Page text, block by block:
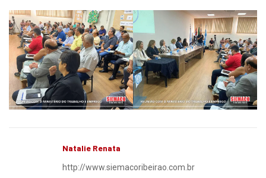
Natalie Renata
http://www.siemacoribeirao.com.br